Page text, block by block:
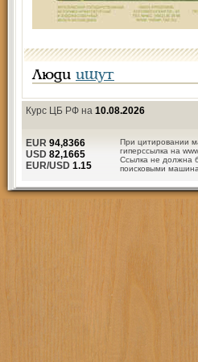
Люди ищут
Курс ЦБ РФ на 10.08.2026
При цитировании
гиперссылка на
Ссылка не должна
поисковыми
EUR 94,8366
USD 82,1665
EUR/USD 1.15